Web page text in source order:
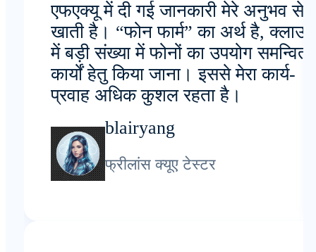
एफएक्यू में दी गई जानकारी मेरे अनुभव से
खाती है। “फोन फार्म” का अर्थ है, क्लाउड
में बड़ी संख्या में फोनों का उपयोग समन्वित
कार्यों हेतु किया जाना। इससे मेरा कार्य-
प्रवाह अधिक कुशल रहता है।
blairyang
फ्रीलांस क्यूए टेस्टर